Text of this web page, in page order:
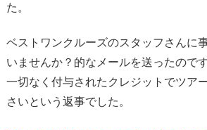
た。
ベストワンクルーズのスタッフさんに
いませんか？的なメールを送ったので
一切なく付与されたクレジットでツア
さいという返事でした。